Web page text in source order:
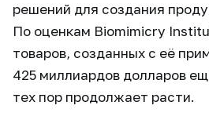
решений для создания
По оценкам Biomimicry
товаров, созданных с её
425 миллиардов долларов
тех пор продолжает расти.